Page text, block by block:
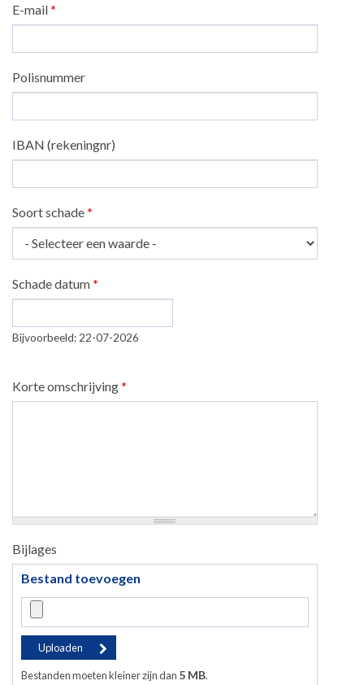
E-mail *
Polisnummer
IBAN (rekeningnr)
Soort schade *
Schade datum *
Bijvoorbeeld: 22-07-2026
Korte omschrijving *
Bijlages
Bestand toevoegen
Bestanden moeten kleiner zijn dan 5 MB.